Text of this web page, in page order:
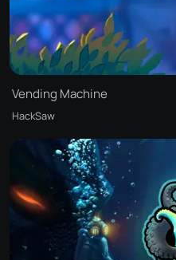
Vending Machine
HackSaw